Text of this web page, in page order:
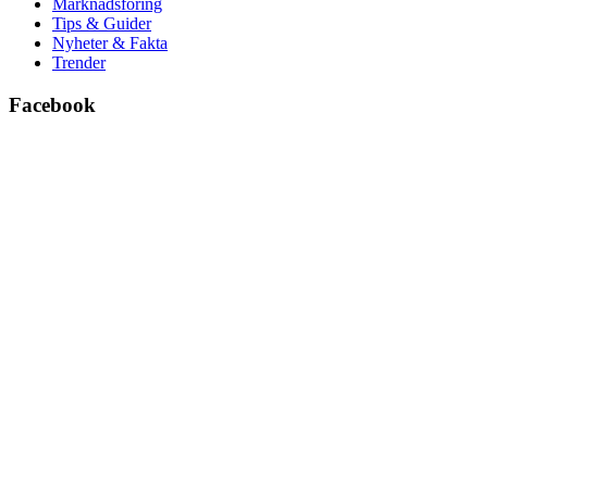
Marknadsföring
Tips & Guider
Nyheter & Fakta
Trender
Facebook